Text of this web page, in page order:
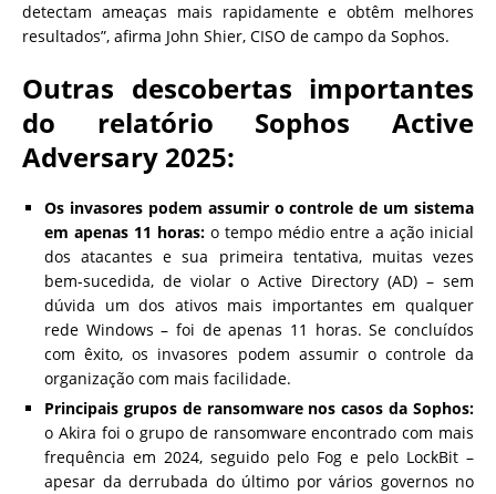
detectam ameaças mais rapidamente e obtêm melhores
resultados”, afirma John Shier, CISO de campo da Sophos.
Outras descobertas importantes
do relatório Sophos Active
Adversary 2025:
Os invasores podem assumir o controle de um sistema
em apenas 11 horas: o tempo médio entre a ação inicial
dos atacantes e sua primeira tentativa, muitas vezes
bem-sucedida, de violar o Active Directory (AD) – sem
dúvida um dos ativos mais importantes em qualquer
rede Windows – foi de apenas 11 horas. Se concluídos
com êxito, os invasores podem assumir o controle da
organização com mais facilidade.
Principais grupos de ransomware nos casos da Sophos:
o Akira foi o grupo de ransomware encontrado com mais
frequência em 2024, seguido pelo Fog e pelo LockBit –
apesar da derrubada do último por vários governos no